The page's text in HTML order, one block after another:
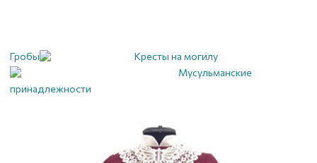
Гробы
Кресты на могилу
Мусульманские
принадлежности